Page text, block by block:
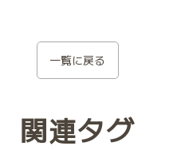
一覧に戻る
関連タグ